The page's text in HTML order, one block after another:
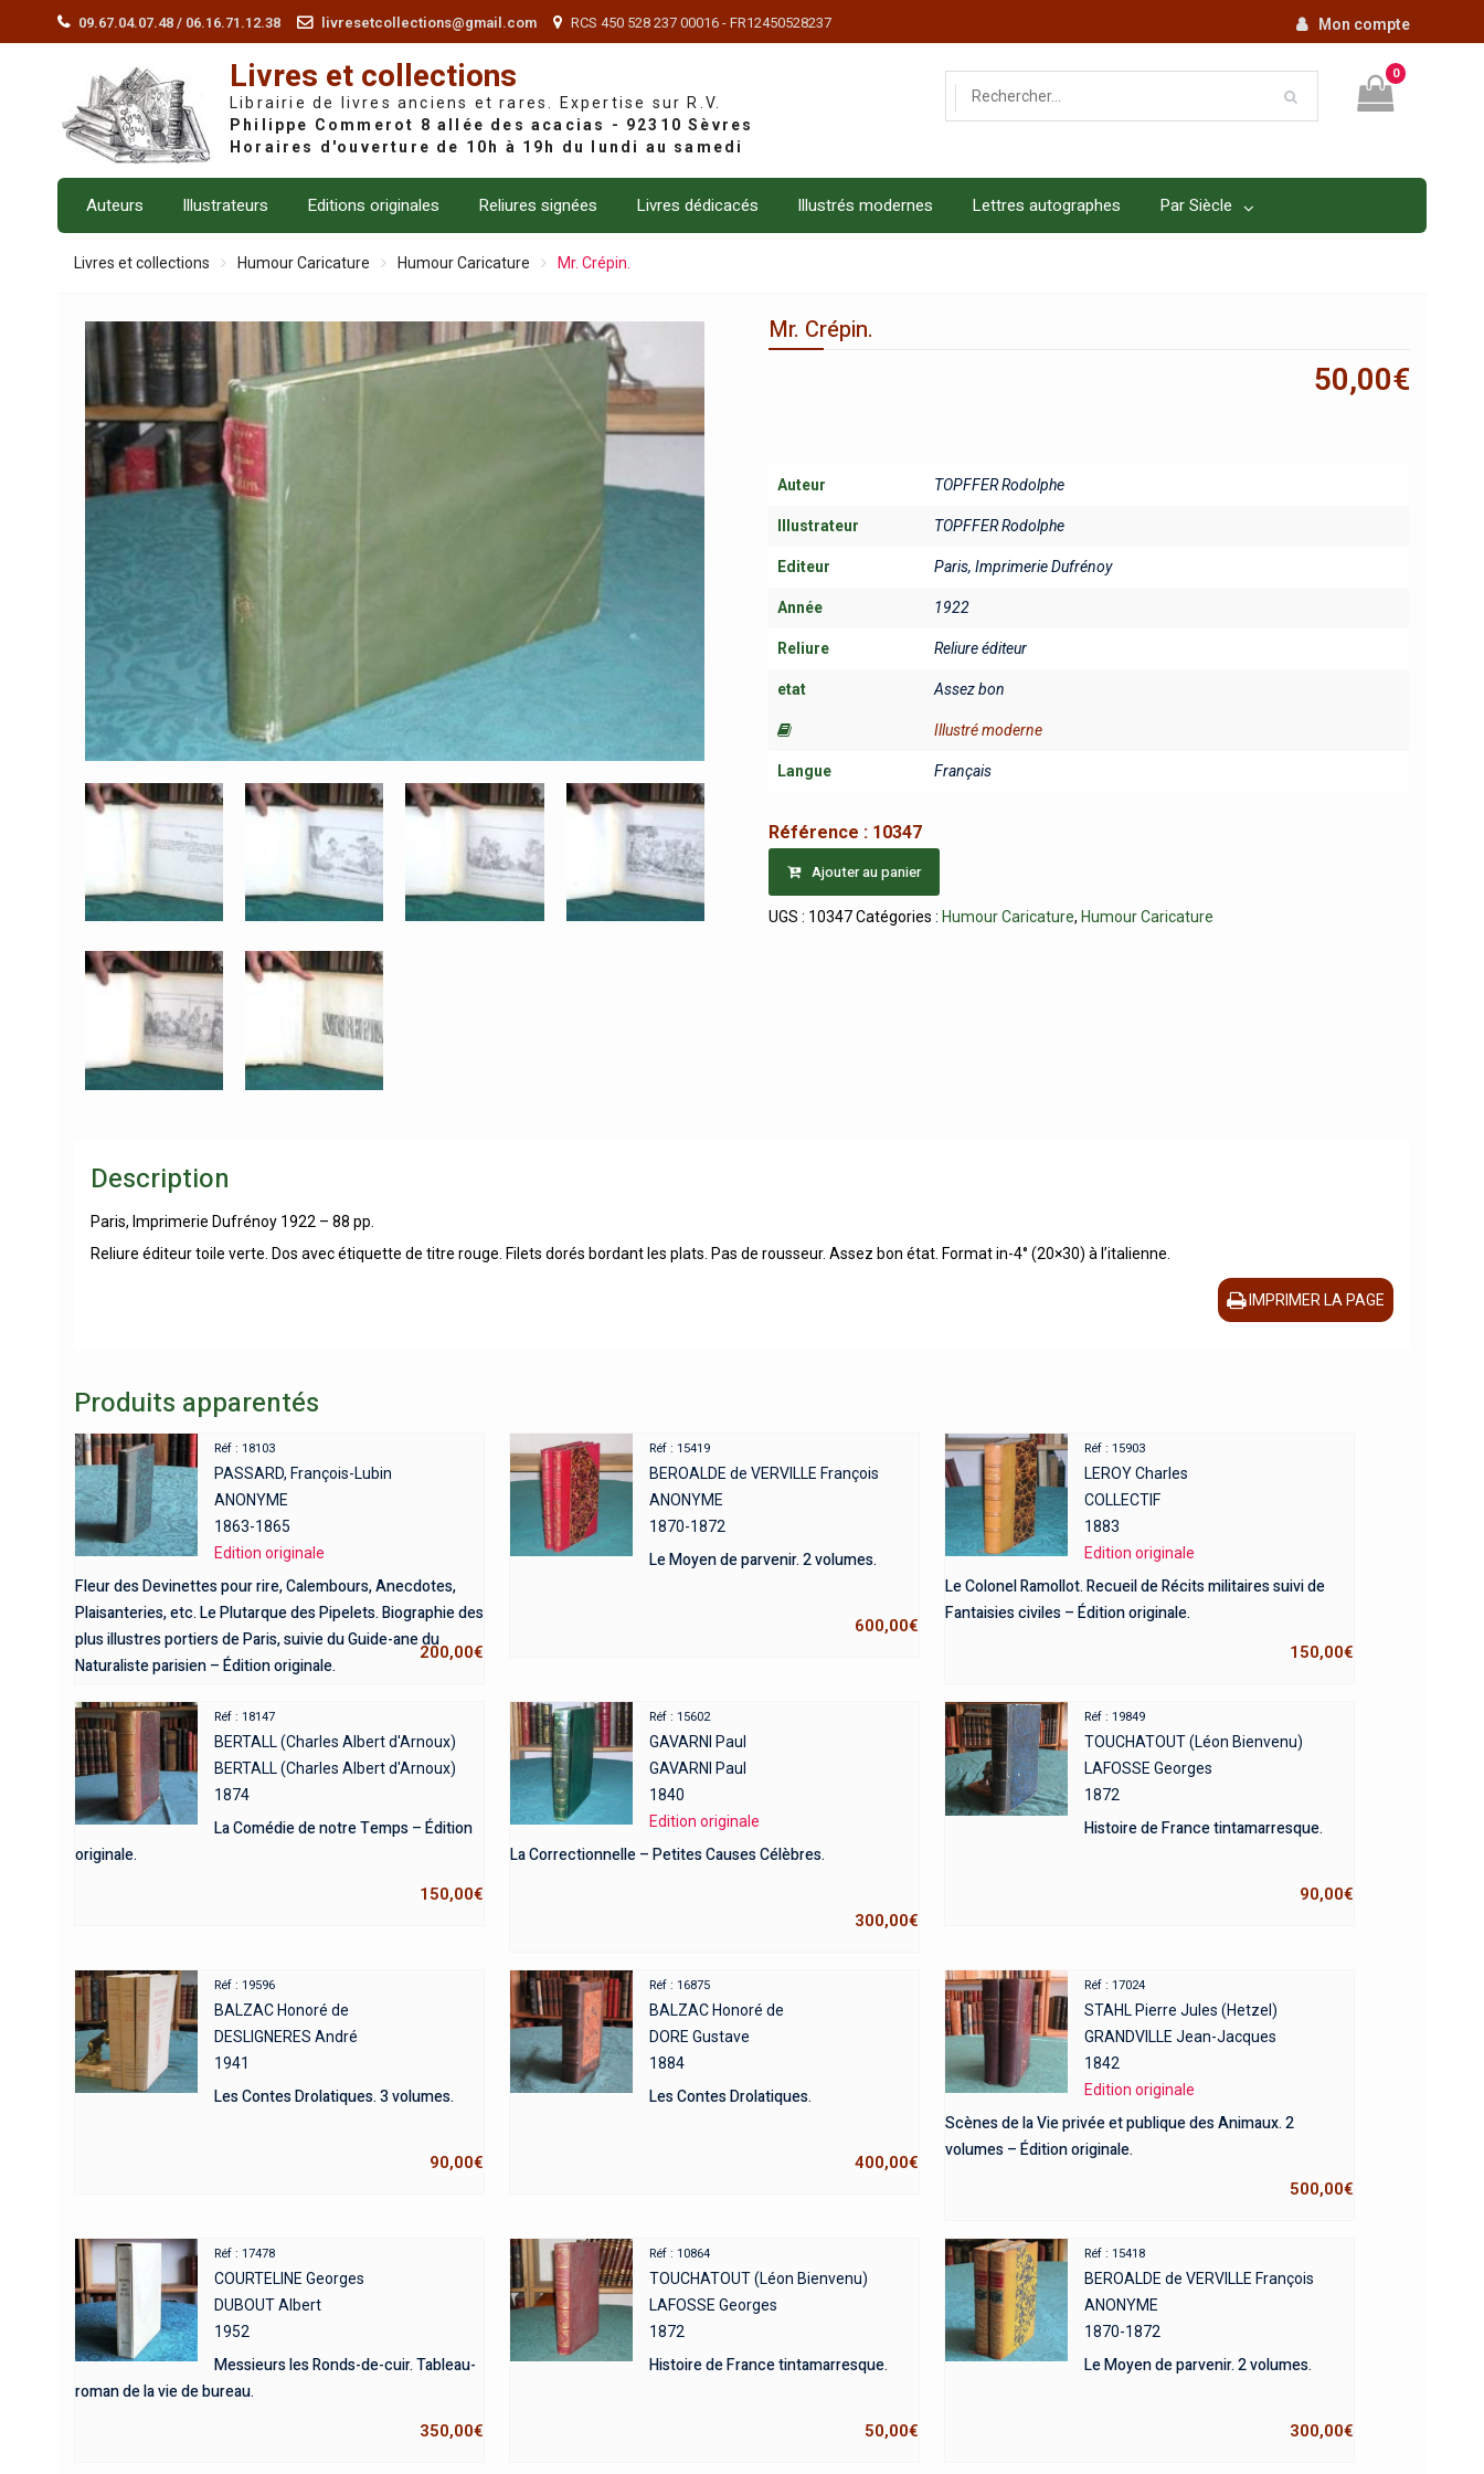
09.67.04.07.48 / 06.16.71.12.38 livresetcollections@gmail.com RCS 450 528 237 00016 - FR12450528237 Mon compte
Livres et collections
Librairie de livres anciens et rares. Expertise sur R.V.
0
Auteurs Illustrateurs Editions originales Reliures signées Livres dédicacés Illustrés modernes Lettres autographes Par Siècle
Livres et collections Humour Caricature Humour Caricature Mr. Crépin.
Mr. Crépin.
50,00€
Auteur TOPFFER Rodolphe
Illustrateur TOPFFER Rodolphe
Editeur Paris, Imprimerie Dufrénoy
Année 1922
Reliure Reliure éditeur
etat Assez bon
Illustré moderne
Langue Français
Référence : 10347
Ajouter au panier
UGS : 10347 Catégories : Humour Caricature, Humour Caricature
Description
Paris, Imprimerie Dufrénoy 1922 – 88 pp.
Reliure éditeur toile verte. Dos avec étiquette de titre rouge. Filets dorés bordant les plats. Pas de rousseur. Assez bon état. Format in-4° (20×30) à l’italienne.
IMPRIMER LA PAGE
Produits apparentés
Réf : 18103
PASSARD, François-Lubin
ANONYME
1863-1865
Edition originale
Fleur des Devinettes pour rire, Calembours, Anecdotes,
Plaisanteries, etc. Le Plutarque des Pipelets. Biographie des
plus illustres portiers de Paris, suivie du Guide-ane du
Naturaliste parisien – Édition originale.
200,00€
Réf : 15419
BEROALDE de VERVILLE François
ANONYME
1870-1872
Le Moyen de parvenir. 2 volumes.
600,00€
Réf : 15903
LEROY Charles
COLLECTIF
1883
Edition originale
Le Colonel Ramollot. Recueil de Récits militaires suivi de
Fantaisies civiles – Édition originale.
150,00€
Réf : 18147
BERTALL (Charles Albert d'Arnoux)
BERTALL (Charles Albert d'Arnoux)
1874
La Comédie de notre Temps – Édition
originale.
150,00€
Réf : 15602
GAVARNI Paul
GAVARNI Paul
1840
Edition originale
La Correctionnelle – Petites Causes Célèbres.
300,00€
Réf : 19849
TOUCHATOUT (Léon Bienvenu)
LAFOSSE Georges
1872
Histoire de France tintamarresque.
90,00€
Réf : 19596
BALZAC Honoré de
DESLIGNERES André
1941
Les Contes Drolatiques. 3 volumes.
90,00€
Réf : 16875
BALZAC Honoré de
DORE Gustave
1884
Les Contes Drolatiques.
400,00€
Réf : 17024
STAHL Pierre Jules (Hetzel)
GRANDVILLE Jean-Jacques
1842
Edition originale
Scènes de la Vie privée et publique des Animaux. 2
volumes – Édition originale.
500,00€
Réf : 17478
COURTELINE Georges
DUBOUT Albert
1952
Messieurs les Ronds-de-cuir. Tableau-
roman de la vie de bureau.
350,00€
Réf : 10864
TOUCHATOUT (Léon Bienvenu)
LAFOSSE Georges
1872
Histoire de France tintamarresque.
50,00€
Réf : 15418
BEROALDE de VERVILLE François
ANONYME
1870-1872
Le Moyen de parvenir. 2 volumes.
300,00€